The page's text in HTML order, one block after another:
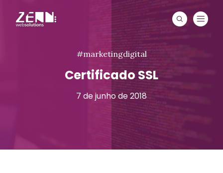
#marketingdigital
Certificado SSL
7 de junho de 2018